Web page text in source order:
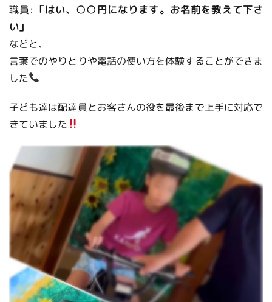
職員: 「はい、○○円になります。お名前を教えて下さ
い」
などと、
言葉でのやりとりや電話の使い方を体験することができま
した
子ども達は配達員とお客さんの役を最後まで上手に対応で
きていました